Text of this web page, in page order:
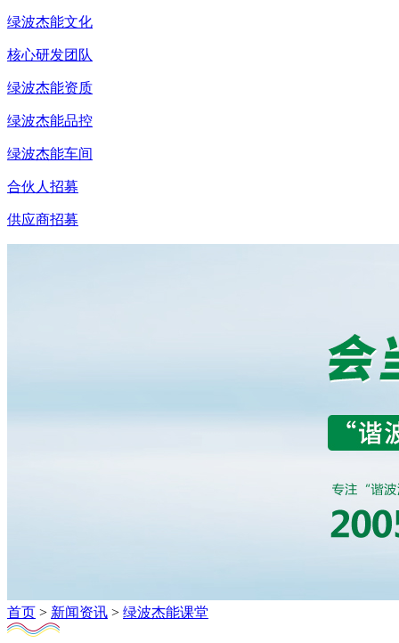
绿波杰能文化
核心研发团队
绿波杰能资质
绿波杰能品控
绿波杰能车间
合伙人招募
供应商招募
首页 > 新闻资讯 > 绿波杰能课堂